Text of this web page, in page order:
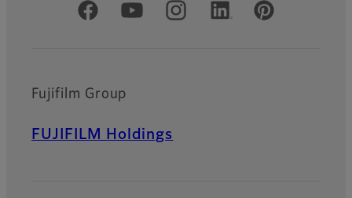
Officiële sociale media
Fujifilm Group
FUJIFILM Holdings